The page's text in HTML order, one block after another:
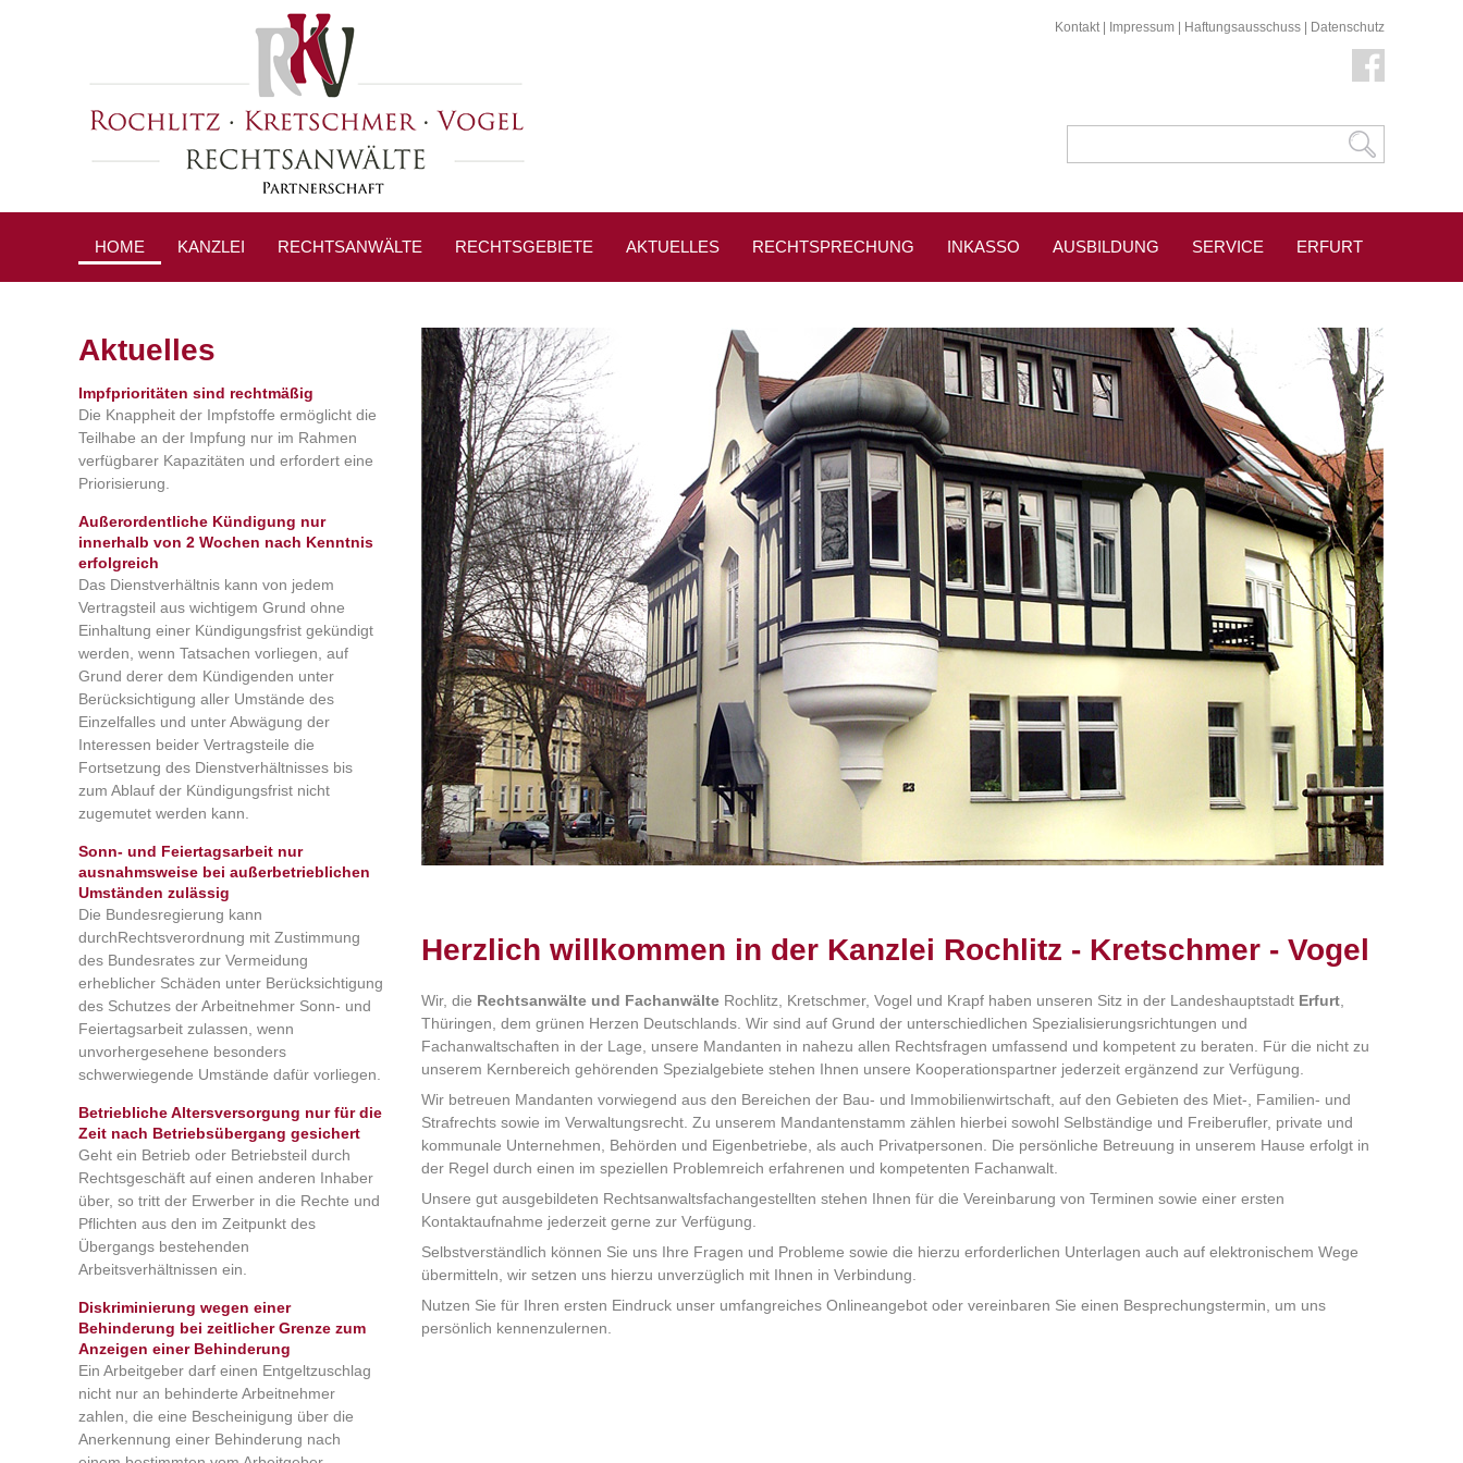
Kontakt| Impressum Haftungsausschuss Datenschutz
HOME KANZLEI RECHTSANWÄLTE RECHTSGEBIETE AKTUELLES RECHTSPRECHUNG INKASSO AUSBILDUNG SERVICE ERFURT
Aktuelles
Impfprioritäten sind rechtmäßig
Die Knappheit der Impfstoffe ermöglicht die
Teilhabe an der Impfung nur im Rahmen
verfügbarer Kapazitäten und erfordert eine
Priorisierung.
Außerordentliche Kündigung nur
innerhalb von 2 Wochen nach Kenntnis
erfolgreich
Das Dienstverhältnis kann von jedem
Vertragsteil aus wichtigem Grund ohne
Einhaltung einer Kündigungsfrist gekündigt
werden, wenn Tatsachen vorliegen, auf
Grund derer dem Kündigenden unter
Berücksichtigung aller Umstände des
Einzelfalles und unter Abwägung der
Interessen beider Vertragsteile die
Fortsetzung des Dienstverhältnisses bis
zum Ablauf der Kündigungsfrist nicht
zugemutet werden kann.
Sonn- und Feiertagsarbeit nur
ausnahmsweise bei außerbetrieblichen
Umständen zulässig
Die Bundesregierung kann
durchRechtsverordnung mit Zustimmung
des Bundesrates zur Vermeidung
erheblicher Schäden unter Berücksichtigung
des Schutzes der Arbeitnehmer Sonn- und
Feiertagsarbeit zulassen, wenn
unvorhergesehene besonders
schwerwiegende Umstände dafür vorliegen.
Betriebliche Altersversorgung nur für die
Zeit nach Betriebsübergang gesichert
Geht ein Betrieb oder Betriebsteil durch
Rechtsgeschäft auf einen anderen Inhaber
über, so tritt der Erwerber in die Rechte und
Pflichten aus den im Zeitpunkt des
Übergangs bestehenden
Arbeitsverhältnissen ein.
Diskriminierung wegen einer
Behinderung bei zeitlicher Grenze zum
Anzeigen einer Behinderung
Ein Arbeitgeber darf einen Entgeltzuschlag
nicht nur an behinderte Arbeitnehmer
zahlen, die eine Bescheinigung über die
Anerkennung einer Behinderung nach
Herzlich willkommen in der Kanzlei Rochlitz - Kretschmer - Vogel
Wir, die Rechtsanwälte und Fachanwälte Rochlitz, Kretschmer, Vogel und Krapf haben unseren Sitz in der Landeshauptstadt Erfurt
Thüringen, dem grünen Herzen Deutschlands. Wir sind auf Grund der unterschiedlichen Spezialisierungsrichtungen und
Fachanwaltschaften in der Lage, unsere Mandanten in nahezu allen Rechtsfragen umfassend und kompetent zu beraten. Für die nicht zu
unserem Kernbereich gehörenden Spezialgebiete stehen Ihnen unsere Kooperationspartner jederzeit ergänzend zur Verfügung.
Wir betreuen Mandanten vorwiegend aus den Bereichen der Bau- und Immobilienwirtschaft, auf den Gebieten des Miet-, Familien- und
Strafrechts sowie im Verwaltungsrecht. Zu unserem Mandantenstamm zählen hierbei sowohl Selbständige und Freiberufler, private und
kommunale Unternehmen, Behörden und Eigenbetriebe, als auch Privatpersonen. Die persönliche Betreuung in unserem Hause erfolgt in
der Regel durch einen im speziellen Problemreich erfahrenen und kompetenten Fachanwalt.
Unsere gut ausgebildeten Rechtsanwaltsfachangestellten stehen Ihnen für die Vereinbarung von Terminen sowie einer ersten
Kontaktaufnahme jederzeit gerne zur Verfügung.
Selbstverständlich können Sie uns Ihre Fragen und Probleme sowie die hierzu erforderlichen Unterlagen auch auf elektronischem Wege
übermitteln, wir setzen uns hierzu unverzüglich mit Ihnen in Verbindung.
Nutzen Sie für Ihren ersten Eindruck unser umfangreiches Onlineangebot oder vereinbaren Sie einen Besprechungstermin, um uns
persönlich kennenzulernen.